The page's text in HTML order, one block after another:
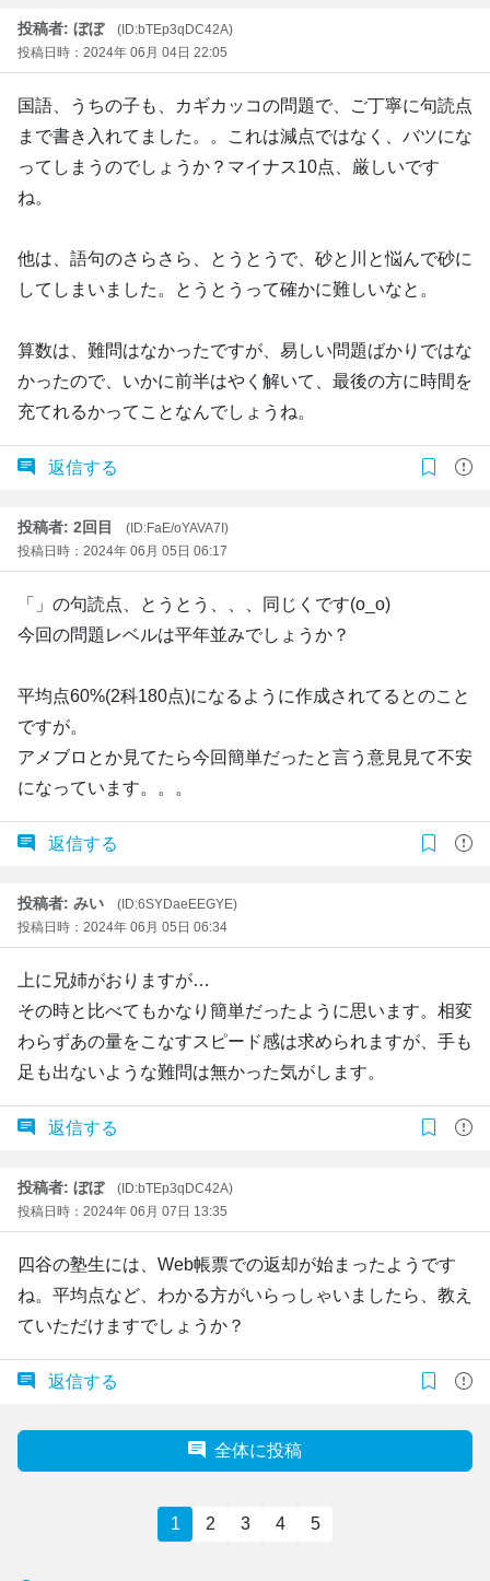
投稿者: ぼぼ
(ID:bTEp3qDC42A)
投稿日時：2024年 06月 04日 22:05
国語、うちの子も、カギカッコの問題で、ご丁寧に句読点
まで書き入れてました。。これは減点ではなく、バツにな
ってしまうのでしょうか？マイナス10点、厳しいです
ね。
他は、語句のさらさら、とうとうで、砂と川と悩んで砂に
してしまいました。とうとうって確かに難しいなと。
算数は、難問はなかったですが、易しい問題ばかりではな
かったので、いかに前半はやく解いて、最後の方に時間を
充てれるかってことなんでしょうね。
返信する
投稿者: 2回目
(ID:FaE/oYAVA7I)
投稿日時：2024年 06月 05日 06:17
「」の句読点、とうとう、、、同じくです(o_o)
今回の問題レベルは平年並みでしょうか？
平均点60%(2科180点)になるように作成されてるとのこと
ですが。
アメブロとか見てたら今回簡単だったと言う意見見て不安
になっています。。。
返信する
投稿者: みい
(ID:6SYDaeEEGYE)
投稿日時：2024年 06月 05日 06:34
上に兄姉がおりますが…
その時と比べてもかなり簡単だったように思います。相変
わらずあの量をこなすスピード感は求められますが、手も
足も出ないような難問は無かった気がします。
返信する
投稿者: ぼぼ
(ID:bTEp3qDC42A)
投稿日時：2024年 06月 07日 13:35
四谷の塾生には、Web帳票での返却が始まったようです
ね。平均点など、わかる方がいらっしゃいましたら、教え
ていただけますでしょうか？
返信する
全体に投稿
1 2 3 4 5